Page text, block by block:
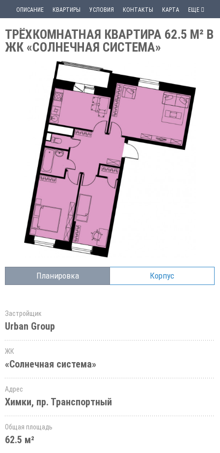
ОПИСАНИЕ КВАРТИРЫ УСЛОВИЯ КОНТАКТЫ КАРТА ЕЩЕ
ТРЁХКОМНАТНАЯ КВАРТИРА 62.5 М² В
ЖК «СОЛНЕЧНАЯ СИСТЕМА»
Планировка Корпус
Застройщик
Urban Group
ЖК
«Солнечная система»
Адрес
Химки, пр. Транспортный
Общая площадь
62.5 м²